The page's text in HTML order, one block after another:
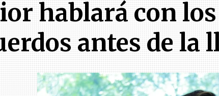
hablará con
antes de la